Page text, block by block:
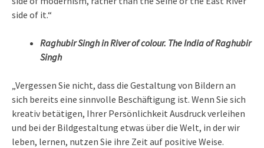
side of it.“
Raghubir Singh in River of colour. The India of Raghubir
Singh
„Vergessen Sie nicht, dass die Gestaltung von Bildern an
sich bereits eine sinnvolle Beschäftigung ist. Wenn Sie sich
kreativ betätigen, Ihrer Persönlichkeit Ausdruck verleihen
und bei der Bildgestaltung etwas über die Welt, in der wir
leben, lernen, nutzen Sie ihre Zeit auf positive Weise.